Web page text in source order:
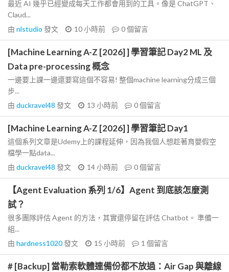
最近 AI 幾乎已經變成每天工作都會用到的工具。像是 ChatGPT、
Claud...
由 nlstudio 發文 10 小時前 0個留言
[Machine Learning A-Z [2026] ] 學習筆記 Day2 ML 及
Data pre-processing 概念
一邊要上課一邊還要寫這個不容易! 整個machine learning分成三個
步...
由 duckravel48 發文 13 小時前 0個留言
[Machine Learning A-Z [2026] ] 學習筆記 Day1
這個系列文章是Udemy上的課程延伸，因為我個人想趁著育嬰假空
檔學一點data...
由 duckravel48 發文 14 小時前 0個留言
【Agent Evaluation 系列 1/6】Agent 到底該怎麼測
試？
很多團隊評估 Agent 的方法，其實還停留在評估 Chatbot。 準備一
組...
由 hardness1020發文 15 小時前 1 個留言
# [Backup] 當勒索軟體連備份都不放過：Air Gap 與離線